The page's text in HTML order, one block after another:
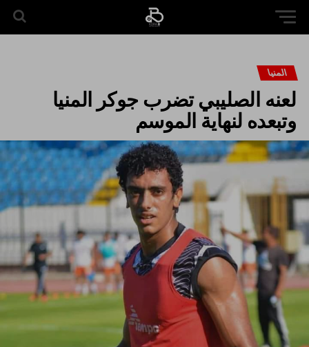
المنيا
لعنه الصليبي تضرب جوكر المنيا
وتبعده لنهاية الموسم